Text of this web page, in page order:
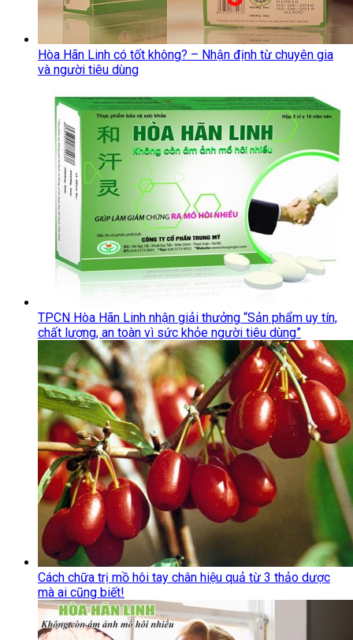
Hòa Hãn Linh có tốt không? – Nhận định từ chuyên gia
và người tiêu dùng
TPCN Hòa Hãn Linh nhận giải thưởng “Sản phẩm uy tín,
chất lượng, an toàn vì sức khỏe người tiêu dùng”
Cách chữa trị mồ hôi tay chân hiệu quả từ 3 thảo dược
mà ai cũng biết!